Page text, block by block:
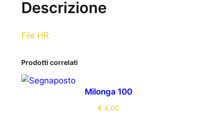
Descrizione
File HR
Prodotti correlati
Milonga 100
€ 4,00